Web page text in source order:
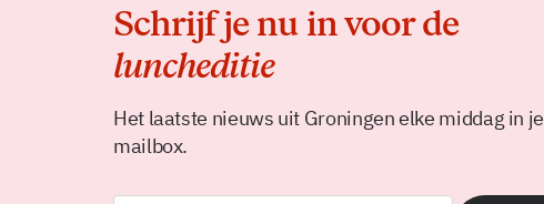
Schrijf je nu in voor de
luncheditie
Het laatste nieuws uit Groningen elke middag in je
mailbox.